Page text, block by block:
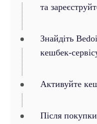
та
Знайдіть
кешбек-
Активуйте
Після